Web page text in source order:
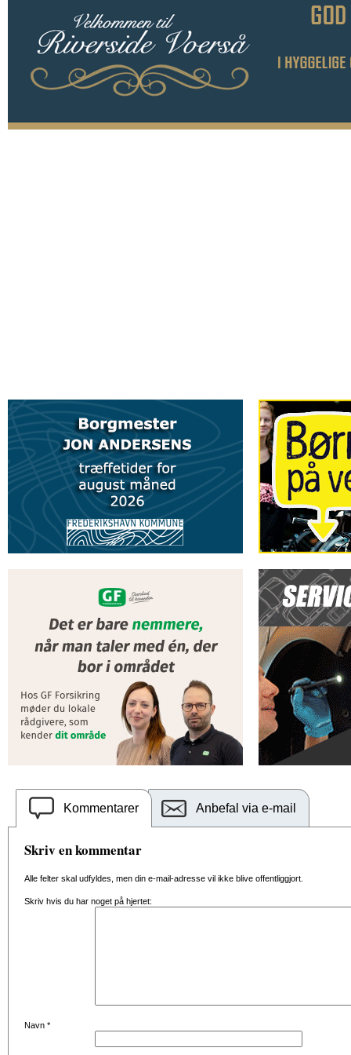
Kommentarer Anbefal via e-mail
Skriv en kommentar
Alle felter skal udfyldes, men din e-mail-adresse vil ikke blive offentliggjort.
Skriv hvis du har noget på hjertet:
Navn *